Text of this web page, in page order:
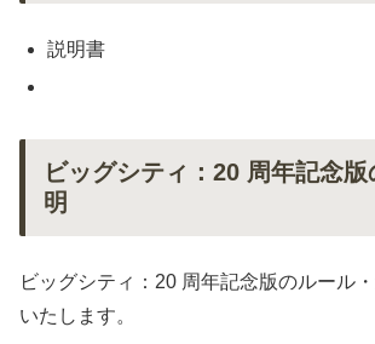
説明書
ビッグシティ：20 周年記念
明
ビッグシティ：20 周年記念版のルール
いたします。